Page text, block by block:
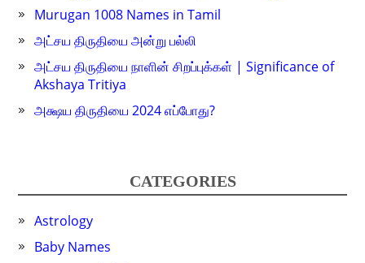
Murugan 1008 Names in Tamil
அட்சய திருதியை அன்று பல்லி
அட்சய திருதியை நாளின் சிறப்புக்கள் | Significance of
Akshaya Tritiya
அக்ஷய திருதியை 2024 எப்போது?
CATEGORIES
Astrology
Baby Names